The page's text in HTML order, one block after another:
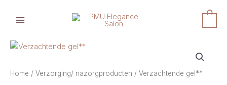
inhoud
Home / Verzorging/ nazorgproducten / Verzachtende gel**